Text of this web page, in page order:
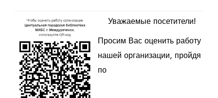
Уважаемые посетители!
Просим Вас оценить работу
нашей организации, пройдя
по